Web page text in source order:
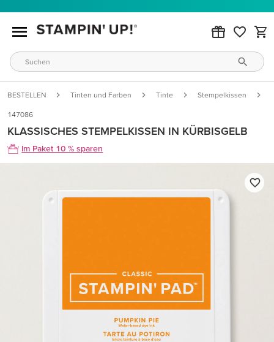
BESTELLEN Tinten und Farben Tinte Stempelkissen
147086
KLASSISCHES STEMPELKISSEN IN KÜRBISGELB
Im Paket 10 % sparen